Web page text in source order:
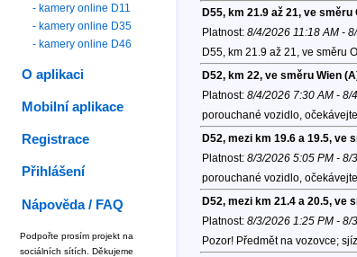
D55, km 21.9 až 21, ve směru
Platnost: 8/4/2026 11:18 AM -
D55, km 21.9 až 21, ve směru
D52, km 22, ve směru Wien
Platnost: 8/4/2026 7:30 AM - 8/
porouchané vozidlo,
D52, mezi km 19.6 a 19.5, ve
Platnost: 8/3/2026 5:05 PM - 8/
porouchané vozidlo,
D52, mezi km 21.4 a 20.5, ve
Platnost: 8/3/2026 1:25 PM - 8/
Pozor! Předmět na vozovce;
- kamery online D11
- kamery online D35
- kamery online D46
O aplikaci
Mobilní aplikace
Registrace
Přihlášení
Nápověda / FAQ
Podpořte prosím projekt na
sociálních sítích. Děkujeme